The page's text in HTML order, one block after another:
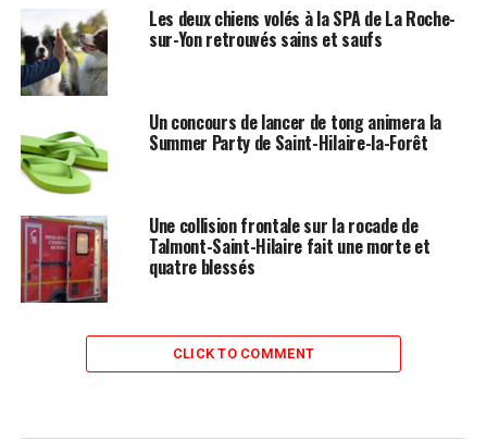
Les deux chiens volés à la SPA de La Roche-
sur-Yon retrouvés sains et saufs
Un concours de lancer de tong animera la
Summer Party de Saint-Hilaire-la-Forêt
Une collision frontale sur la rocade de
Talmont-Saint-Hilaire fait une morte et
quatre blessés
CLICK TO COMMENT